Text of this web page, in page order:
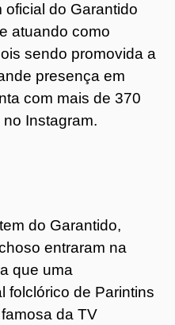
oficial do Garantido
atuando como
sendo promovida a
presença em
com mais de 370
Instagram.
do Garantido,
entraram na
que uma
folclórico de Parintins
da TV